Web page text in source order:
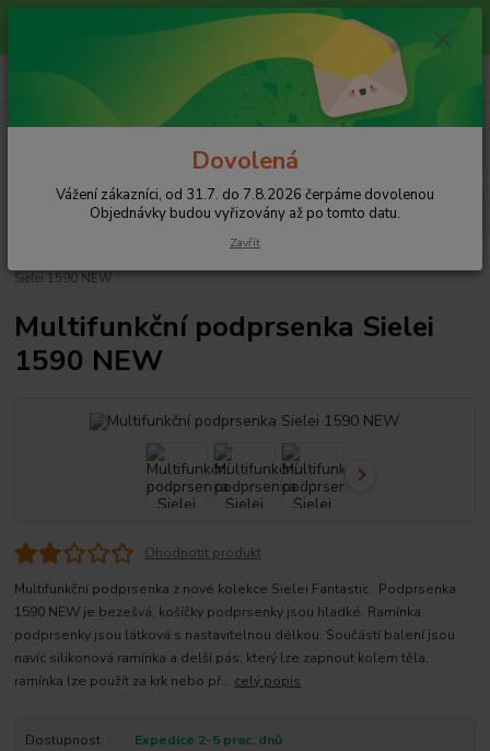
Vážení zákazníci, od 31.7. do 7.8.2026 čerpáme dovolenou
Objednávky budou vyřizovány až po tomto datu.
CZK
Hledat
+420 608 754 282
pište email, pokud nezvedám tel.
Sielei 1590 NEW
Multifunkční podprsenka Sielei
1590 NEW
Ohodnotit produkt
Multifunkční podprsenka z nové kolekce Sielei Fantastic. Podprsenka
1590 NEW je bezešvá, košíčky podprsenky jsou hladké. Ramínka
podprsenky jsou látková s nastavitelnou délkou. Součástí balení jsou
navíc silikonová ramínka a delší pás, který lze zapnout kolem těla,
ramínka lze použít za krk nebo př... celý popis
Dostupnost
Expedice 2-5 prac. dnů
Dovolená
Vážení zákazníci, od 31.7. do 7.8.2026 čerpáme dovolenou
Objednávky budou vyřizovány až po tomto datu.
Zavřít